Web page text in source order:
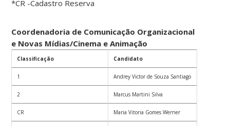
*CR -Cadastro Reserva
Coordenadoria de Comunicação Organizacional
e Novas Mídias/Cinema e Animação
Classificação Candidato
1 Andrey Victor de Souza Santiago
2 Marcus Martini Silva
CR Maria Vitoria Gomes Werner